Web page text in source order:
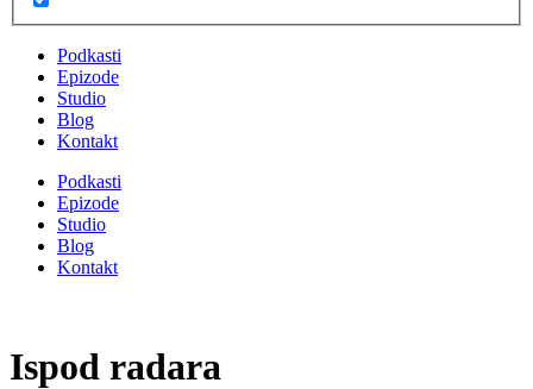
Podkasti
Epizode
Studio
Blog
Kontakt
Podkasti
Epizode
Studio
Blog
Kontakt
Ispod radara